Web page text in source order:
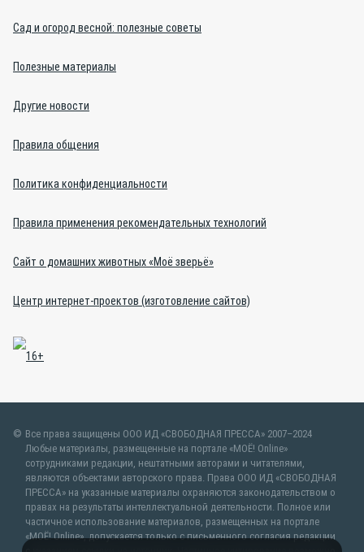
Сад и огород весной: полезные советы
Полезные материалы
Другие новости
Правила общения
Политика конфиденциальности
Правила применения рекомендательных технологий
Сайт о домашних животных «Моё зверьё»
Центр интернет-проектов (изготовление сайтов)
Все права защищены ООО ИД «СВОБОДНАЯ ПРЕССА» 2007–2024
Любые материалы, размещенные на портале «МОЁ! Online»
сотрудниками редакции, нештатными авторами и читателями,
являются объектами авторского права. Права ООО ИД «СВОБОДНАЯ
ПРЕССА» на указанные материалы охраняются законодательством о
правах на результаты интеллектуальной деятельности. Полное или
частичное использование материалов, размещенных на портале
«МОЁ! Online», допускается только с письменного согласия редакции